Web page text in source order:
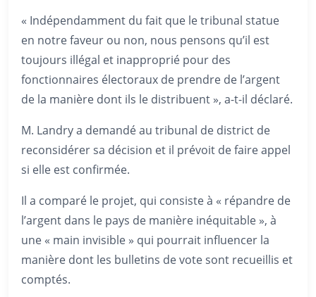
« Indépendamment du fait que le tribunal statue
en notre faveur ou non, nous pensons qu’il est
toujours illégal et inapproprié pour des
fonctionnaires électoraux de prendre de l’argent
de la manière dont ils le distribuent », a-t-il déclaré.
M. Landry a demandé au tribunal de district de
reconsidérer sa décision et il prévoit de faire appel
si elle est confirmée.
Il a comparé le projet, qui consiste à « répandre de
l’argent dans le pays de manière inéquitable », à
une « main invisible » qui pourrait influencer la
manière dont les bulletins de vote sont recueillis et
comptés.